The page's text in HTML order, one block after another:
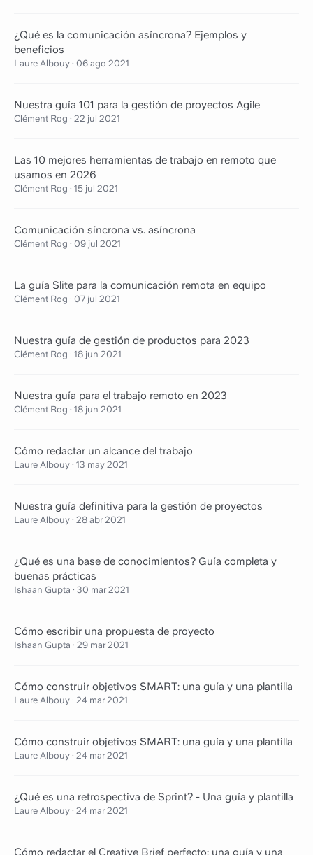
¿Qué es la comunicación asíncrona? Ejemplos y
beneficios
Laure Albouy · 06 ago 2021
Nuestra guía 101 para la gestión de proyectos Agile
Clément Rog · 22 jul 2021
Las 10 mejores herramientas de trabajo en remoto que
usamos en 2026
Clément Rog · 15 jul 2021
Comunicación síncrona vs. asíncrona
Clément Rog · 09 jul 2021
La guía Slite para la comunicación remota en equipo
Clément Rog · 07 jul 2021
Nuestra guía de gestión de productos para 2023
Clément Rog · 18 jun 2021
Nuestra guía para el trabajo remoto en 2023
Clément Rog · 18 jun 2021
Cómo redactar un alcance del trabajo
Laure Albouy · 13 may 2021
Nuestra guía definitiva para la gestión de proyectos
Laure Albouy · 28 abr 2021
¿Qué es una base de conocimientos? Guía completa y
buenas prácticas
Ishaan Gupta · 30 mar 2021
Cómo escribir una propuesta de proyecto
Ishaan Gupta · 29 mar 2021
Cómo construir objetivos SMART: una guía y una plantilla
Laure Albouy · 24 mar 2021
Cómo construir objetivos SMART: una guía y una plantilla
Laure Albouy · 24 mar 2021
¿Qué es una retrospectiva de Sprint? - Una guía y plantilla
Laure Albouy · 24 mar 2021
Cómo redactar el Creative Brief perfecto: una guía y una